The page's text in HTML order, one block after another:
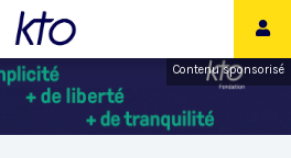
Contenu sponsorisé